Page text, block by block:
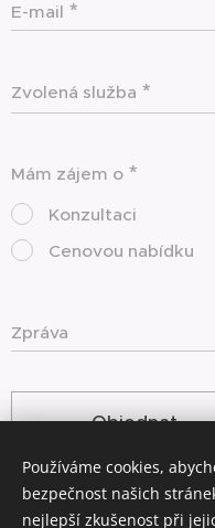
E-mail
Zvolená služba
Mám zájem o
Konzultaci
Cenovou nabídku
Zpráva
Objednat
Používáme cookies,
bezpečnost našich
nejlepší zkušenost při